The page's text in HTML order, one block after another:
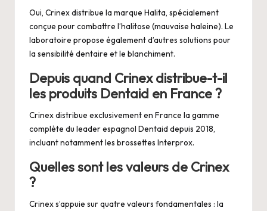
Oui, Crinex distribue la marque Halita, spécialement
conçue pour combattre l’halitose (mauvaise haleine). Le
laboratoire propose également d’autres solutions pour
la sensibilité dentaire et le blanchiment.
Depuis quand Crinex distribue-t-il
les produits Dentaid en France ?
Crinex distribue exclusivement en France la gamme
complète du leader espagnol Dentaid depuis 2018,
incluant notamment les brossettes Interprox.
Quelles sont les valeurs de Crinex
?
Crinex s’appuie sur quatre valeurs fondamentales : la